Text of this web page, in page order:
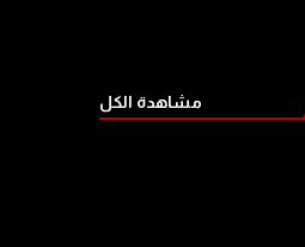
مشاهدة الكل